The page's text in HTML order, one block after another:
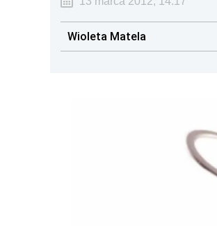
Wioleta Matela